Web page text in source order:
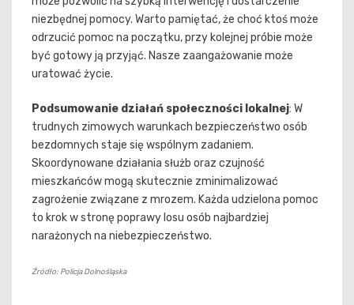
niezbędnej pomocy. Warto pamiętać, że choć ktoś może
odrzucić pomoc na początku, przy kolejnej próbie może
być gotowy ją przyjąć. Nasze zaangażowanie może
uratować życie.
Podsumowanie działań społeczności lokalnej: W
trudnych zimowych warunkach bezpieczeństwo osób
bezdomnych staje się wspólnym zadaniem.
Skoordynowane działania służb oraz czujność
mieszkańców mogą skutecznie zminimalizować
zagrożenie związane z mrozem. Każda udzielona pomoc
to krok w stronę poprawy losu osób najbardziej
narażonych na niebezpieczeństwo.
Źródło: Policja Dolnośląska